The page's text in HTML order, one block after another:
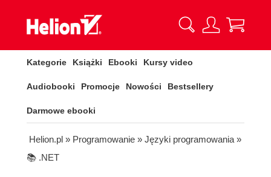
Kategorie Książki Ebooki Kursy video
Audiobooki Promocje Nowości Bestsellery
Darmowe ebooki
Helion.pl » Programowanie » Języki programowania »
📚 .NET